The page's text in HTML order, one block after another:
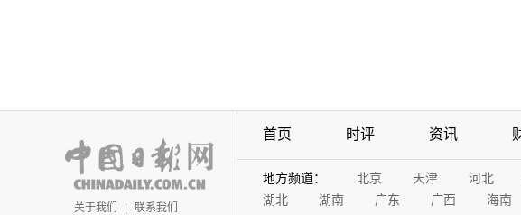
关于我们 | 联系我们
首页 时评 资讯
地方频道： 北京 天津 河北
湖北
湖南 广东 广西 海南